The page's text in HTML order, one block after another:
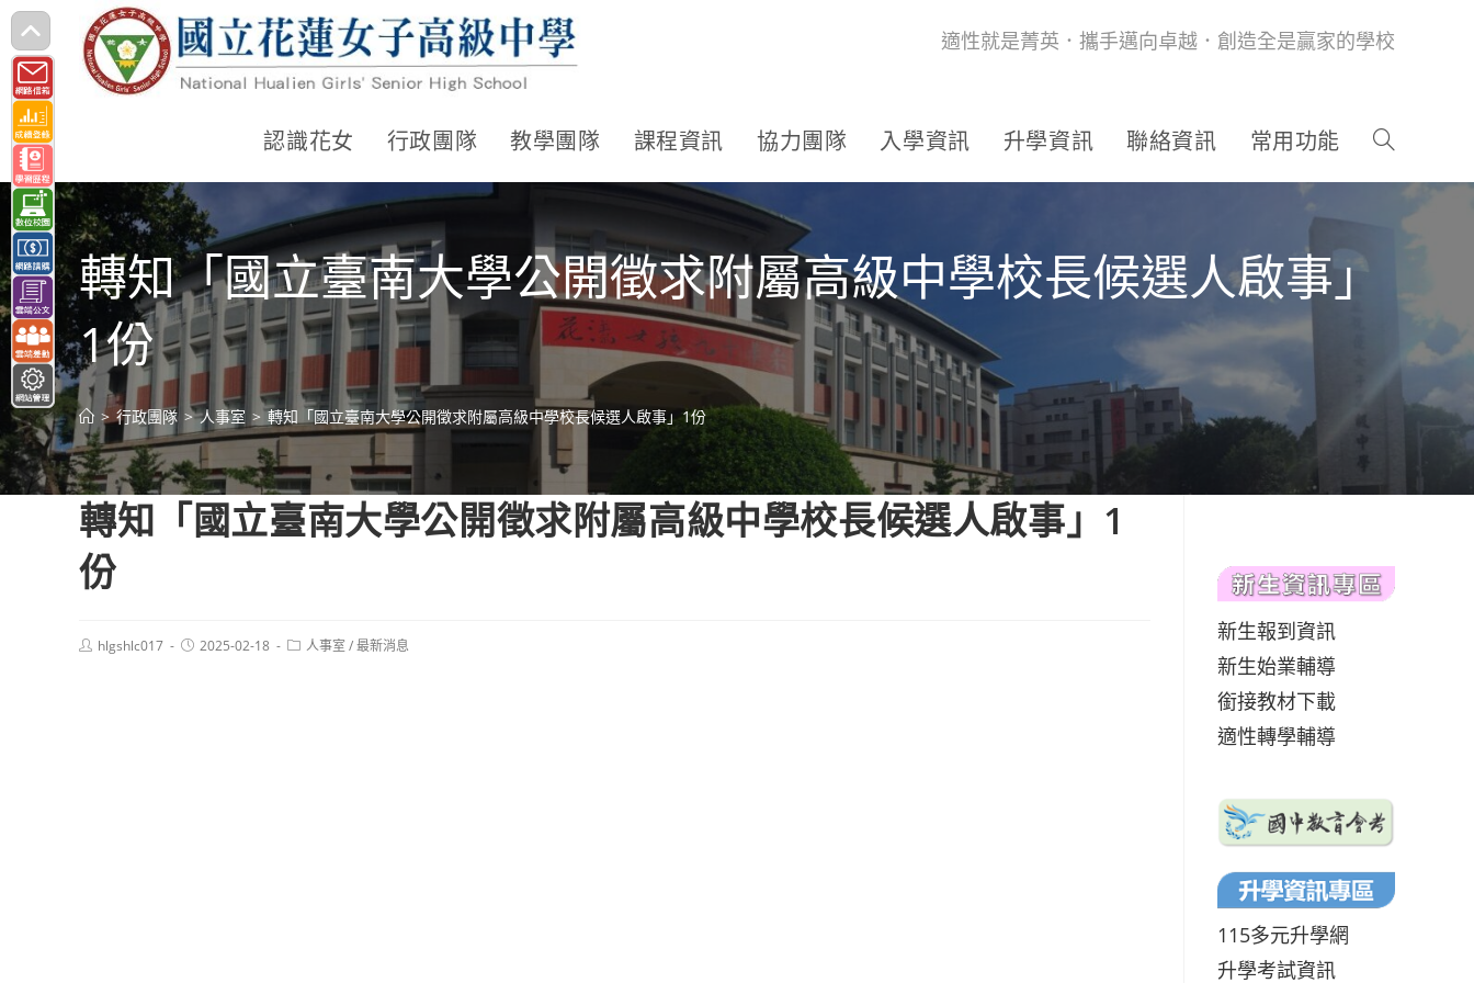
跳
轉
至
主
要
內
容
適性就是菁英．攜手邁向卓越．創造全是贏家的學校
認識花女 行政團隊 教學團隊 課程資訊 協力團隊 入學資訊 升學資訊 聯絡資訊 常用功能
轉知「國立臺南大學公開徵求附屬高級中學校長候選人啟事」
1份
> 行政團隊 > 人事室 > 轉知「國立臺南大學公開徵求附屬高級中學校長候選人啟事」1份
轉知「國立臺南大學公開徵求附屬高級中學校長候選人啟事」1
份
Posthlgshlc017
Post2025-02-18
Post人事室 /最新消息
新生報到資訊
新生始業輔導
銜接教材下載
適性轉學輔導
115多元升學網
升學考試資訊